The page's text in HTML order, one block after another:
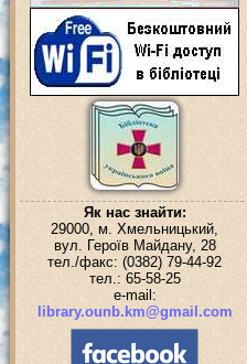
Як нас знайти:
29000, м. Хмельницький,
вул. Героїв Майдану, 28
тел./факс: (0382) 79-44-92
тел.: 65-58-25
e-mail:
library.ounb.km@gmail.com